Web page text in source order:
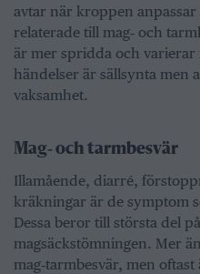
avtar när kroppen anpassar
relaterade till mag‑ och
är mer spridda och
händelser är sällsynta men
vaksamhet.
Mag‑ och tarmbesvär
Illamående, diarré,
kräkningar är de symptom
Dessa beror till största del
magsäckstömningen. Mer
mag‑tarmbesvär, men